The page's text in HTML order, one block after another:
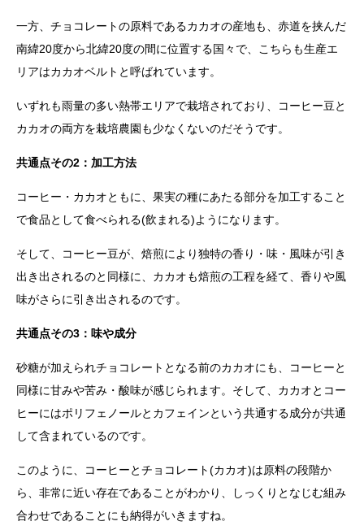
一方、チョコレートの原料であるカカオの産地も、赤道を挟んだ
南緯20度から北緯20度の間に位置する国々で、こちらも生産エ
リアはカカオベルトと呼ばれています。
いずれも雨量の多い熱帯エリアで栽培されており、コーヒー豆と
カカオの両方を栽培農園も少なくないのだそうです。
共通点その2：加工方法
コーヒー・カカオともに、果実の種にあたる部分を加工すること
で食品として食べられる(飲まれる)ようになります。
そして、コーヒー豆が、焙煎により独特の香り・味・風味が引き
出き出されるのと同様に、カカオも焙煎の工程を経て、香りや風
味がさらに引き出されるのです。
共通点その3：味や成分
砂糖が加えられチョコレートとなる前のカカオにも、コーヒーと
同様に甘みや苦み・酸味が感じられます。そして、カカオとコー
ヒーにはポリフェノールとカフェインという共通する成分が共通
して含まれているのです。
このように、コーヒーとチョコレート(カカオ)は原料の段階か
ら、非常に近い存在であることがわかり、しっくりとなじむ組み
合わせであることにも納得がいきますね。